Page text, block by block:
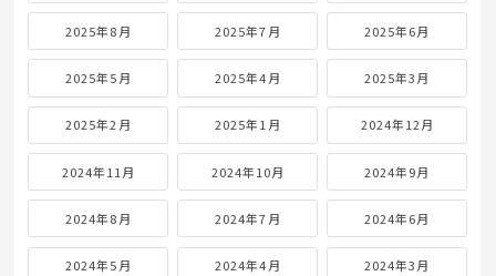
2025年8月 2025年7月 2025年6月
2025年5月 2025年4月 2025年3月
2025年2月 2025年1月 2024年12月
2024年11月 2024年10月 2024年9月
2024年8月 2024年7月 2024年6月
2024年5月 2024年4月 2024年3月